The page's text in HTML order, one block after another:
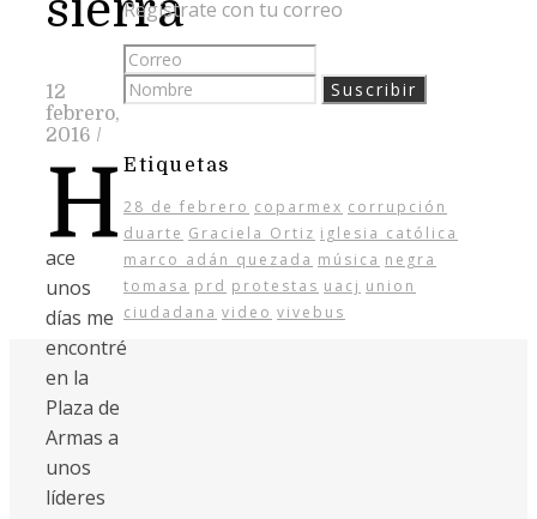
12
febrero,
2016 /
H
ace
unos
días me
encontré
en la
Plaza de
Armas a
unos
líderes
Regístrate con tu correo
Etiquetas
28 de febrero coparmex corrupción
duarte Graciela Ortiz iglesia católica
marco adán quezada música negra
tomasa prd protestas uacj union
ciudadana video vivebus